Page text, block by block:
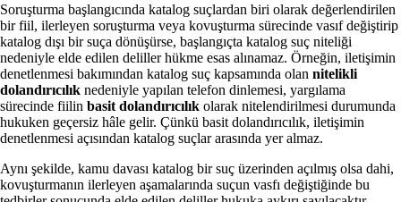
Soruşturma başlangıcında katalog suçlardan biri olarak değerlendirilen
bir fiil, ilerleyen soruşturma veya kovuşturma sürecinde vasıf değiştirip
katalog dışı bir suça dönüşürse, başlangıçta katalog suç niteliği
nedeniyle elde edilen deliller hükme esas alınamaz. Örneğin, iletişimin
denetlenmesi bakımından katalog suç kapsamında olan nitelikli
dolandırıcılık nedeniyle yapılan telefon dinlemesi, yargılama
sürecinde fiilin basit dolandırıcılık olarak nitelendirilmesi durumunda
hukuken geçersiz hâle gelir. Çünkü basit dolandırıcılık, iletişimin
denetlenmesi açısından katalog suçlar arasında yer almaz.
Aynı şekilde, kamu davası katalog bir suç üzerinden açılmış olsa dahi,
kovuşturmanın ilerleyen aşamalarında suçun vasfı değiştiğinde bu